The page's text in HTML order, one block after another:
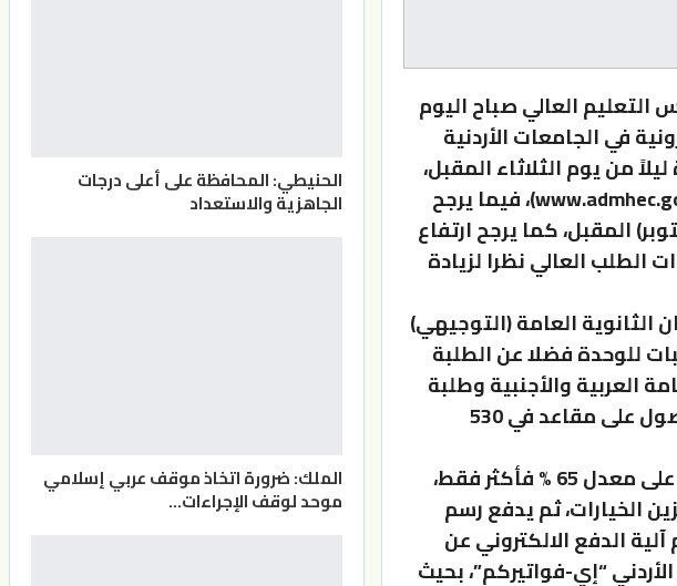
التعليم العالي صباح اليوم
في الجامعات الأردنية
من يوم الثلاثاء المقبل،
وذلك من خلال الموقع الإلكتروني للوحدة (www.admhec.gov.jo)، فيما يرجح
المقبل، كما يرجح ارتفاع
الطلب العالي نظرا لزيادة
الثانوية العامة (التوجيهي)
بطلبات للوحدة فضلا عن الطلبة
العربية والأجنبية وطلبة
السنوات السابقة، في حين يتنافس الطلبة للحصول على مقاعد في 530
ويتمثل تقديم الطلبات بدخول الطالب الحاصل على معدل 65 % فأكثر فقط،
الخيارات، ثم يدفع رسم
ديناراً، باستخدام آلية الدفع الالكتروني عن
“إي-فواتيركم”، بحيث
الحنيطي: المحافظة على أعلى درجات
الجاهزية والاستعداد
الملك: ضرورة اتخاذ موقف عربي إسلامي
موحد لوقف الإجراءات…